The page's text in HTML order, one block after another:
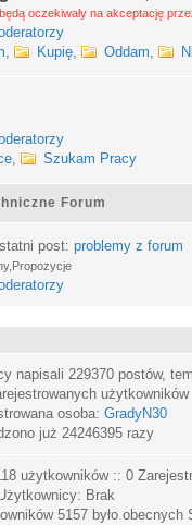
oczekiwały na akceptację
, Kupię, Oddam,
, Szukam Pracy
Forum
post: problemy z forum
napisali 229370 postów,
użytkowników
osoba: GradyN30
już 24246395 razy
użytkowników :: 0
Brak
5157 było obecnych